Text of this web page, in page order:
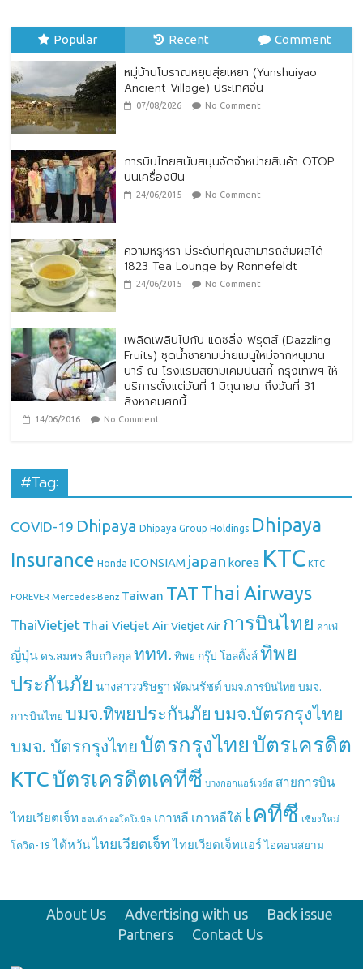
28/07/2026 No Comment
Popular Recent Comment
หมู่บ้านโบราณหยุนสุ่ยเหยา (Yunshuiyao
Ancient Village) ประเทศจีน
07/08/2026 No Comment
การบินไทยสนับสนุนจัดจำหน่ายสินค้า OTOP
บนเครื่องบิน
24/06/2015 No Comment
ความหรูหรา มีระดับที่คุณสามารถสัมผัสได้
1823 Tea Lounge by Ronnefeldt
24/06/2015 No Comment
เพลิดเพลินไปกับ แดซลิ่ง ฟรุตส์ (Dazzling
Fruits) ชุดน้ำชายามบ่ายเมนูใหม่จากหนุมาน
บาร์ ณ โรงแรมสยามเคมปินสกี้ กรุงเทพฯ ให้
บริการตั้งแต่วันที่ 1 มิถุนายน ถึงวันที่ 31
สิงหาคมศกนี้
14/06/2016 No Comment
#Tag:
COVID-19 Dhipaya Dhipaya Group Holdings Dhipaya
Insurance Honda ICONSIAM japan korea KTC KTC
FOREVER Mercedes-Benz Taiwan TAT Thai Airways
ThaiVietjet Thai Vietjet Air Vietjet Air การบินไทย คาเฟ่
ญี่ปุ่น ดร.สมพร สืบถวิลกุล ททท. ทิพย กรุ๊ป โฮลดิ้งส์ ทิพย
ประกันภัย นางสาววริษฐา พัฒนรัชต์ บมจ.การบินไทย บมจ.
การบินไทย บมจ.ทิพยประกันภัย บมจ.บัตรกรุงไทย
บมจ. บัตรกรุงไทย บัตรกรุงไทย บัตรเครดิต
KTCบัตรเครดิตเคทีซี บางกอกแอร์เวย์ส สายการบิน
ไทยเวียตเจ็ท ฮอนด้า ออโตโมบิล เกาหลี เกาหลีใต้ เคทีซี เชียงใหม่
โควิด-19 ไต้หวัน ไทยเวียตเจ็ท ไทยเวียตเจ็ทแอร์ ไอคอนสยาม
About Us Advertising with us
Back issue
Partners
Contact Us